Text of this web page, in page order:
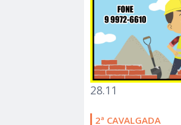
28.11
2ª CAVALGADA